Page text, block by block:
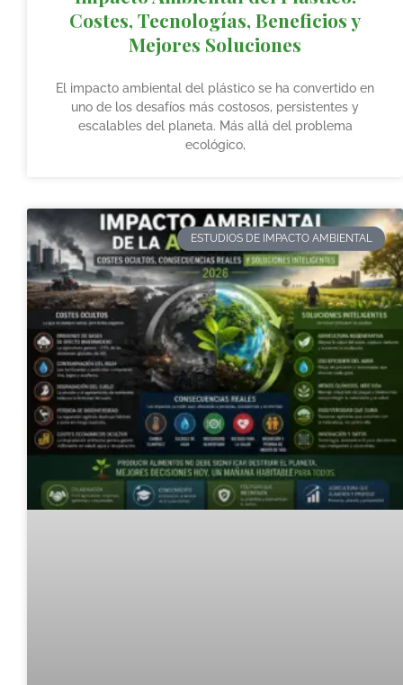
Costes, Tecnologías, Beneficios y
Mejores Soluciones
El impacto ambiental del plástico se ha convertido en
uno de los desafíos más costosos, persistentes y
escalables del planeta. Más allá del problema
ecológico,
ESTUDIOS DE IMPACTO AMBIENTAL